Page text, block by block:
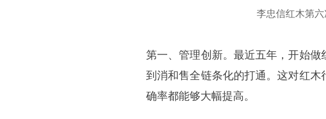
李忠信红木第
第一、管理创新。最近五年，开始
到消和售全链条化的打通。这对红
确率都能够大幅提高。